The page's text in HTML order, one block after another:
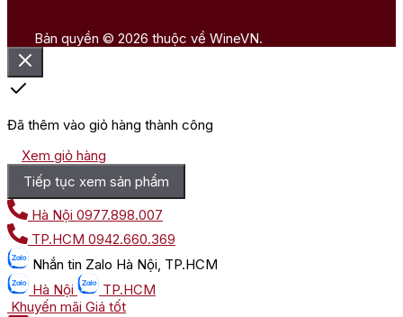
Bản quyền © 2026 thuộc về WineVN.
Đã thêm vào giỏ hàng thành công
Xem giỏ hàng
Tiếp tục xem sản phẩm
Hà Nội 0977.898.007
TP.HCM 0942.660.369
Nhắn tin Zalo Hà Nội, TP.HCM
Hà Nội
TP.HCM
Khuyến mãi Giá tốt